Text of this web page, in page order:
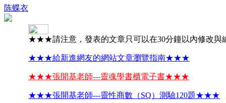
陈蝶衣
★★★請注意，發表的文章只可以在30分鐘以內修改
★★★給新進網友的網站文章瀏覽指南★★★
★★★張開基老師---靈魂學書櫃電子書★★★
★★★張開基老師---靈性商數（SQ）測驗120題★★★